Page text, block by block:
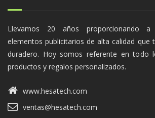
Llevamos 20 años proporcionando a
elementos publicitarios de alta calidad que
duradero. Hoy somos referente en todo
productos y regalos personalizados.
www.hesatech.com
ventas@hesatech.com